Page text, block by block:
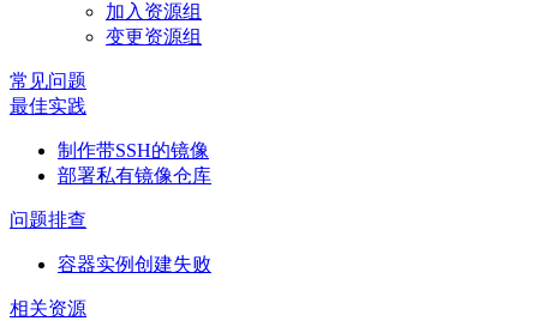
加入资源组
变更资源组
常见问题
最佳实践
制作带SSH的镜像
部署私有镜像仓库
问题排查
容器实例创建失败
相关资源